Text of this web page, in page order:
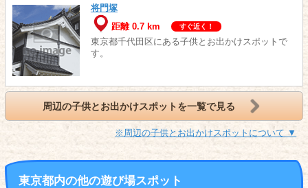
将門塚
距離 0.7 km
すぐ近く！
東京都千代田区にある子供とお出かけスポットで
す。
周辺の子供とお出かけスポットを一覧で見る
※周辺の子供とお出かけスポットについて ▼
東京都内の他の遊び場スポット